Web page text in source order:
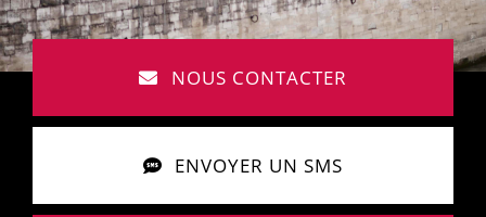
NOUS CONTACTER
ENVOYER UN SMS